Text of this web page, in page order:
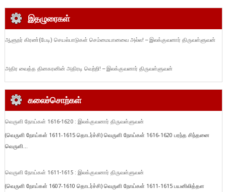
இதழுரைகள்
ஆளுநர் கிரண்(பேடி) செயல்பாடுகள் செம்மையானவை அல்ல! – இலக்குவனார் திருவள்ளுவன்
அதிர வைத்த தினகரனின் அதிரடி வெற்றி! – இலக்குவனார் திருவள்ளுவன்
கலைச்சொற்கள்
வெருளி நோய்கள் 1616-1620 : இலக்குவனார் திருவள்ளுவன்
(வெருளி நோய்கள் 1611-1615 தொடர்ச்சி) வெருளி நோய்கள் 1616-1620 பரந்த சிந்தனை
வெருளி...
வெருளி நோய்கள் 1611-1615 : இலக்குவனார் திருவள்ளுவன்
(வெருளி நோய்கள் 1607-1610 தொடர்ச்சி) வெருளி நோய்கள் 1611-1615 பயனிலித்தள